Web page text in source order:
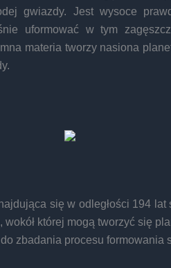
gwiazdy. Jest wysoce
uformować w tym
materia tworzy nasiona
się w odległości 194
której mogą tworzyć się
zbadania procesu formowania